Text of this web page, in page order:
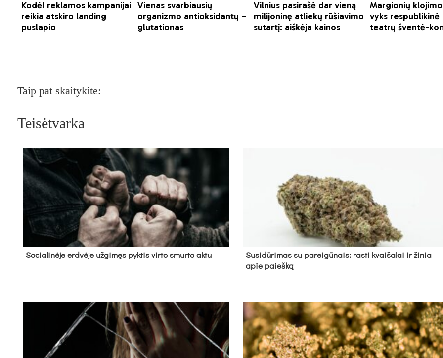
Taip pat skaitykite:
Teisėtvarka
So­cia­li­nė­je erd­vė­je už­gi­męs pyk­tis vir­to smur­to ak­tu
Su­si­dū­ri­mas su pa­rei­gū­nais: ras­ti kvai­ša­lai ir ži­nia
apie paieš­ką